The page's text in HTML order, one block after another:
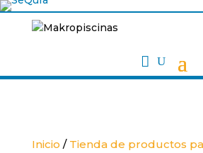

Inicio / Tienda de productos